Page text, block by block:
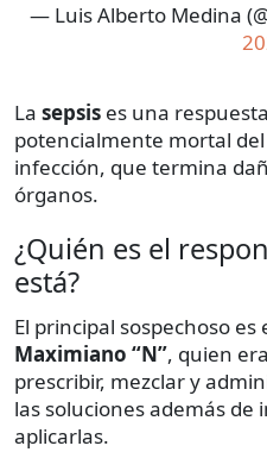
— Luis Alberto Medina
La sepsis es una
potencialmente mortal
infección, que termina
órganos.
¿Quién es el
está?
El principal sospechoso es
Maximiano “N”, quien
prescribir, mezclar y
las soluciones además
aplicarlas.